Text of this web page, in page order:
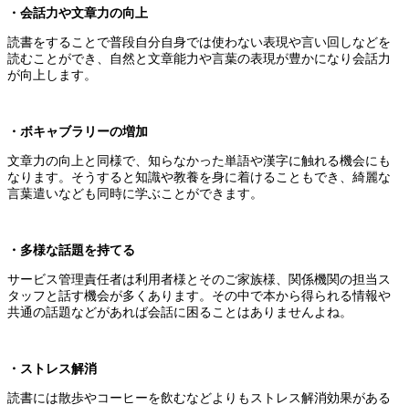
・会話力や文章力の向上
読書をすることで普段自分自身では使わない表現や言い回しなどを
読むことができ、自然と文章能力や言葉の表現が豊かになり会話力
が向上します。
・ボキャブラリーの増加
文章力の向上と同様で、知らなかった単語や漢字に触れる機会にも
なります。そうすると知識や教養を身に着けることもでき、綺麗な
言葉遣いなども同時に学ぶことができます。
・多様な話題を持てる
サービス管理責任者は利用者様とそのご家族様、関係機関の担当ス
タッフと話す機会が多くあります。その中で本から得られる情報や
共通の話題などがあれば会話に困ることはありませんよね。
・ストレス解消
読書には散歩やコーヒーを飲むなどよりもストレス解消効果がある